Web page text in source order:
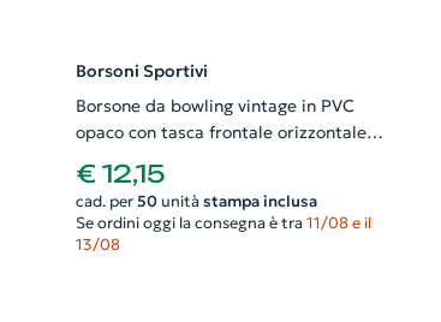
Borsoni Sportivi
Borsone da bowling vintage in PVC
opaco con tasca frontale orizzontale
45x18x29cm
€ 12,15
cad. per 50unità stampa inclusa
Se ordini oggi la consegna è tra 11/08 e il
13/08